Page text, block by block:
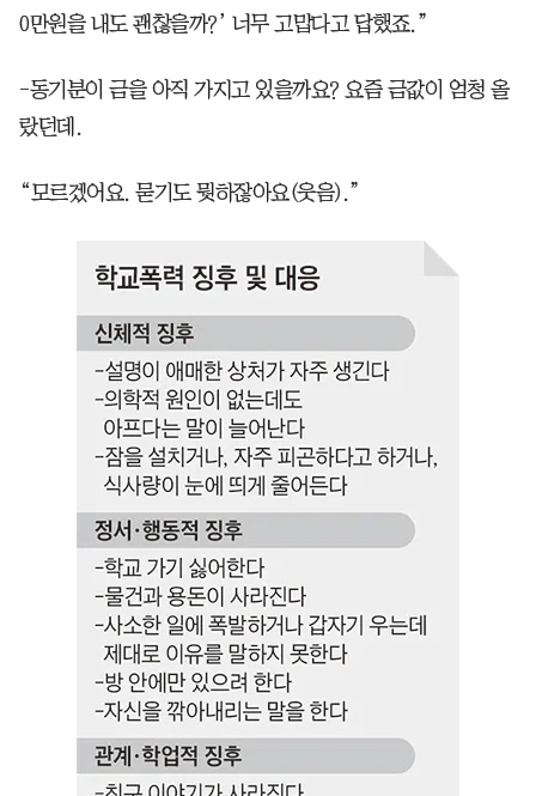
0만원을 내도 괜찮을까?’ 너무 고맙다고 답했죠.”
-동기분이 금을 아직 가지고 있을까요? 요즘 금값이 엄청 올
랐던데.
“모르겠어요. 묻기도 뭣하잖아요(웃음).”